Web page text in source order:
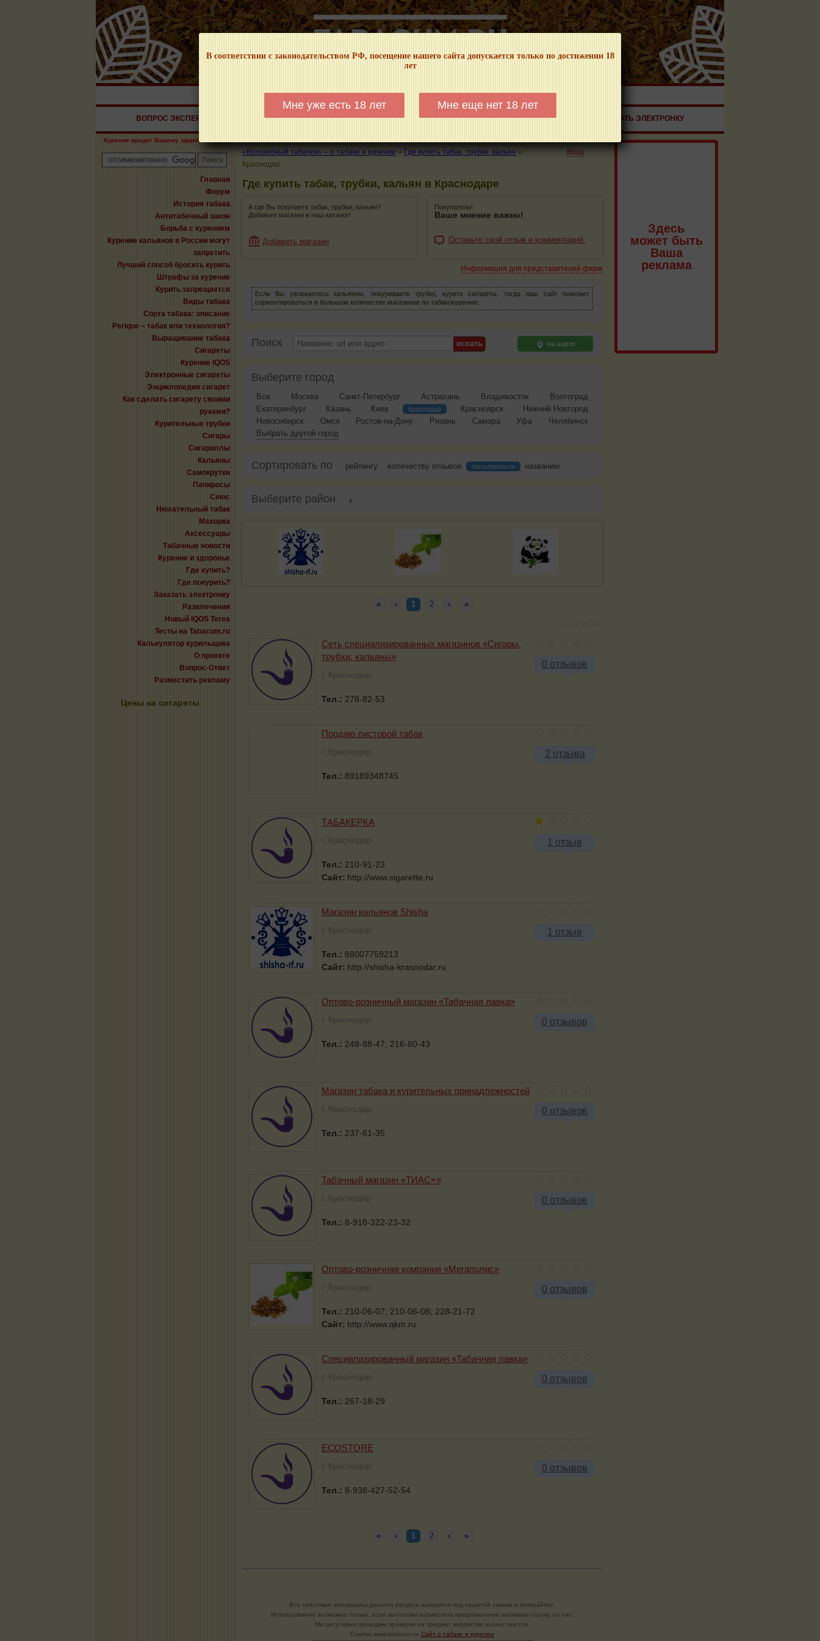
В соответствии с законодательством РФ, посещение нашего сайта допускается только по достижении 18
лет
Мне уже есть 18 лет Мне еще нет 18 лет
НАШ ПОРТАЛ – ИНФОРМАЦИОННЫЙ! МЫ НЕ ЗАНИМАЕМСЯ ПРОДАЖЕЙ И РЕКЛАМОЙ ТАБАЧНОЙ ПРОДУКЦИИ!
ВОПРОС ЭКСПЕРТУ КАЛЬЯНЫ ТРУБКИ ГДЕ КУПИТЬ ГДЕ ПОКУРИТЬ КУРЕНИЕ И ЗДОРОВЬЕ ЗАКАЗАТЬ ЭЛЕКТРОНКУ
Курение вредит Вашему здоровью!
Главная
Форум
История табака
Антитабачный закон
Борьба с курением
Курение кальянов в России могут
запретить
Лучший способ бросить курить
Штрафы за курение
Курить запрещается
Виды табака
Сорта табака: описание
Perique – табак или технология?
Выращивание табака
Сигареты
Курение IQOS
Электронные сигареты
Энциклопедия сигарет
Как сделать сигарету своими
руками?
Курительные трубки
Сигары
Сигариллы
Кальяны
Самокрутки
Папиросы
Снюс
Нюхательный табак
Махорка
Аксессуары
Табачные новости
Курение и здоровье
Где купить?
Где покурить?
Заказать электронку
Развлечения
Новый IQOS Terea
Тесты на Tabacum.ru
Калькулятор курильщика
О проекте
Вопрос-Ответ
Разместить рекламу
Цены на сигареты
«Волшебный табачок» – о табаке и курении » Где купить табак, трубки, кальян »
Краснодар
Вход
Где купить табак, трубки, кальян в Краснодаре
А где Вы покупаете табак, трубки, кальян?
Добавьте магазин в наш каталог!
Добавить магазин
Покупатель!
Ваше мнение важно!
Оставьте свой отзыв и комментарий.
Информация для представителей фирм
Если Вы увлекаетесь кальяном, покуриваете трубку, курите сигареты, тогда наш сайт поможет
сориентироваться в большом количестве магазинов по табакокурению.
Поиск на карте
Выберите город
Все Москва Санкт-Петербург Астрахань Владивосток
Волгоград
Екатеринбург
Казань Киев Краснодар Красноярск
Нижний Новгород
Новосибирск
Омск Ростов-на-Дону Рязань Самара Уфа
Челябинск
Выбрать другой город
Сортировать по рейтингу количеству отзывов популярности названию
Выберите район
« ‹ 1 2 › »
0 отзывов
Сеть специализированных магазинов «Сигары,
трубки, кальяны»
г. Краснодар
Тел.: 278-82-53
2 отзыва
Продаю листовой табак
г. Краснодар
Тел.: 89189348745
1 отзыв
ТАБАКЕРКА
г. Краснодар
Тел.: 210-91-23
Сайт: http://www.sigarette.ru
1 отзыв
Магазин кальянов Shisha
г. Краснодар
Тел.: 88007759213
Сайт: http://shisha-krasnodar.ru
0 отзывов
Оптово-розничный магазин «Табачная лавка»
г. Краснодар
Тел.: 248-88-47; 216-80-43
0 отзывов
Магазин табака и курительных принадлежностей
г. Краснодар
Тел.: 237-61-35
0 отзывов
Табачный магазин «ТИАС+»
г. Краснодар
Тел.: 8-918-322-23-32
0 отзывов
Оптово-розничная компания «Мегаполис»
г. Краснодар
Тел.: 210-06-07; 210-06-08; 228-21-72
Сайт: http://www.qkm.ru
0 отзывов
Специализированный магазин «Табачная лавка»
г. Краснодар
Тел.: 267-18-29
0 отзывов
ECOSTORE
г. Краснодар
Тел.: 8-938-427-52-54
« ‹ 1 2 › »
Все текстовые материалы данного ресурса находятся под защитой закона о копирайтах.
Использование возможно только, если вы готовы разместить предложенную активную ссылку на нас.
Мы регулярно проводим проверки на предмет воровства наших текстов.
Cсылка www.tabacum.ru Сайт о табаке и курении
Здесь
может быть
Ваша
реклама